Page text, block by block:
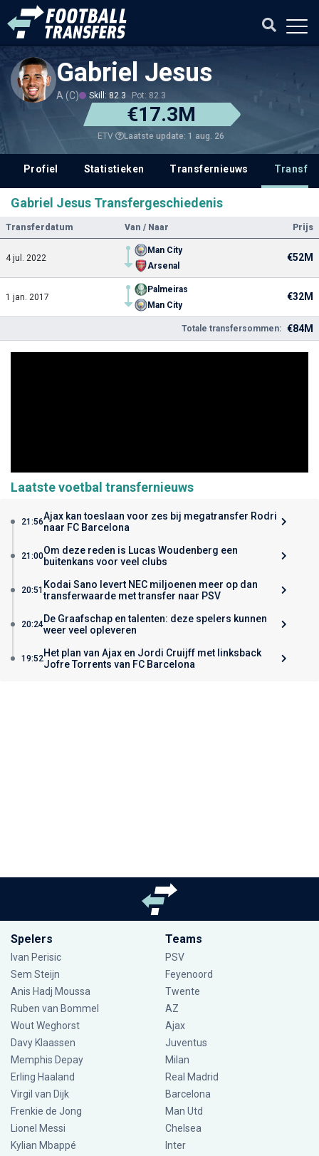
Gabriel Jesus
A (C) Skill: 82.3 Pot: 82.3
€17.3M
ETV Laatste update: 1 aug. 26
Profiel Statistieken Transfernieuws
Gabriel Jesus Transfergeschiedenis
Transferdatum Van / Naar Prijs
4 jul. 2022
Man City
Arsenal
€52M
1 jan. 2017
Palmeiras
Man City
€32M
Totale transfersommen: €84M
Laatste voetbal transfernieuws
21:56Ajax kan toeslaan voor zes bij megatransfer Rodri
naar FC Barcelona
21:00Om deze reden is Lucas Woudenberg een
buitenkans voor veel clubs
20:51 Kodai Sano levert NEC miljoenen meer op dan
transferwaarde met transfer naar PSV
20:24De Graafschap en talenten: deze spelers kunnen
weer veel opleveren
19:52Het plan van Ajax en Jordi Cruijff met linksback
Jofre Torrents van FC Barcelona
Spelers
Ivan Perisic
Sem Steijn
Anis Hadj Moussa
Ruben van Bommel
Wout Weghorst
Davy Klaassen
Memphis Depay
Erling Haaland
Virgil van Dijk
Frenkie de Jong
Lionel Messi
Kylian Mbappé
Teams
PSV
Feyenoord
Twente
AZ
Ajax
Juventus
Milan
Real Madrid
Barcelona
Man Utd
Chelsea
Inter